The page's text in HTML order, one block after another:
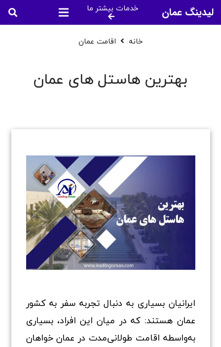
لیدینگ عمان خدمات بیشتر ما
خانه اقامت عمان
بهترین هاستل‌ های عمان
ایرانیان بسیاری به دنبال تجربه سفر به کشور
عمان هستند: که در میان این افراد، بسیاری
به‌واسطه اقامت طولانی‌مدت در عمان خواهان